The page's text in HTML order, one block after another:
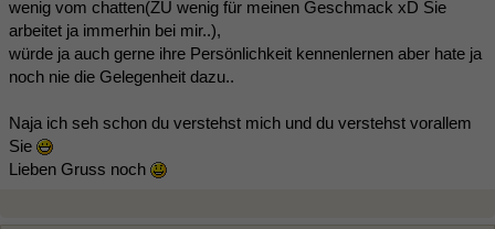
wenig vom chatten(ZU wenig für meinen Geschmack xD Sie
arbeitet ja immerhin bei mir..),
würde ja auch gerne ihre Persönlichkeit kennenlernen aber hate ja
noch nie die Gelegenheit dazu..
Naja ich seh schon du verstehst mich und du verstehst vorallem
Sie
Lieben Gruss noch